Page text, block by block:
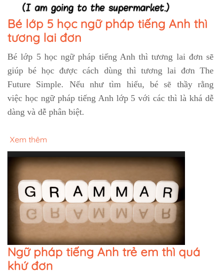
Bé lớp 5 học ngữ pháp tiếng Anh thì
tương lai đơn
Bé lớp 5 học ngữ pháp tiếng Anh thì tương lai đơn sẽ
giúp bé học được cách dùng thì tương lai đơn The
Future Simple. Nếu như tìm hiểu, bé sẽ thầy rằng
việc học ngữ pháp tiếng Anh lớp 5 với các thì là khá dễ
dàng và dễ phân biệt.
Xem thêm
Ngữ pháp tiếng Anh trẻ em thì quá
khứ đơn